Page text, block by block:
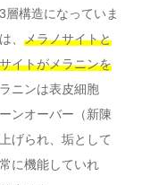
構造になっていま
、 メラノサイトと
イトがメラニンを
ニンは表皮細胞
ンオーバー（新陳
げられ、垢として
に機能していれ